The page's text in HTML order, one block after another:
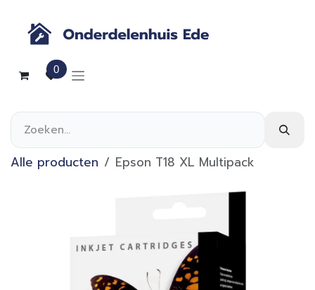
0
Alle producten Epson T18 XL Multipack